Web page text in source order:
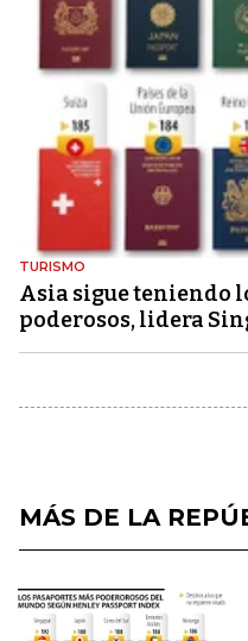
TURISMO
Asia sigue teniendo
poderosos, lidera
MÁS DE LA